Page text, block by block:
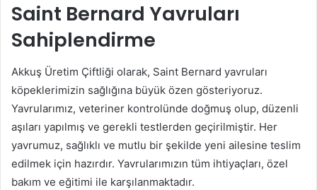
Saint Bernard Yavruları
Sahiplendirme
Akkuş Üretim Çiftliği olarak, Saint Bernard yavruları
köpeklerimizin sağlığına büyük özen gösteriyoruz.
Yavrularımız, veteriner kontrolünde doğmuş olup, düzenli
aşıları yapılmış ve gerekli testlerden geçirilmiştir. Her
yavrumuz, sağlıklı ve mutlu bir şekilde yeni ailesine teslim
edilmek için hazırdır. Yavrularımızın tüm ihtiyaçları, özel
bakım ve eğitimi ile karşılanmaktadır.